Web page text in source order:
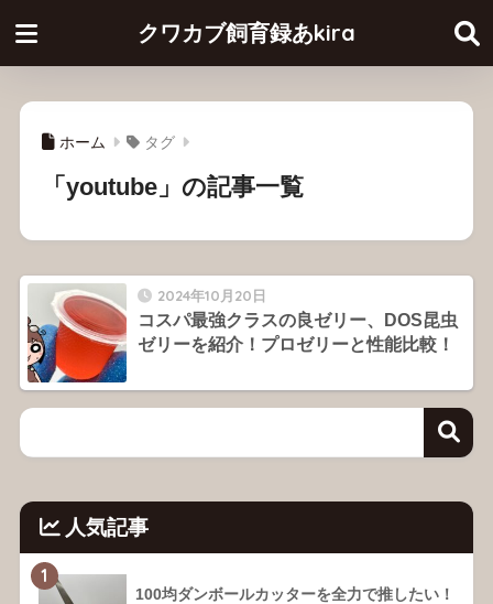
クワカブ飼育録あkira
ホーム タグ
「youtube」の記事一覧
2024年10月20日
コスパ最強クラスの良ゼリー、DOS昆虫
ゼリーを紹介！プロゼリーと性能比較！
人気記事
1
100均ダンボールカッターを全力で推したい！